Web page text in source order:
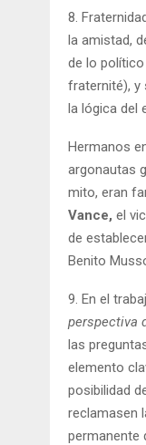
8.
la amistad,
de lo
fraternité), y
la lógica del
Hermanos
argonautas
mito, eran
Vance, el
de
Benito
9. En el
perspectiva
las
elemento
posibilidad
reclamasen
permanente